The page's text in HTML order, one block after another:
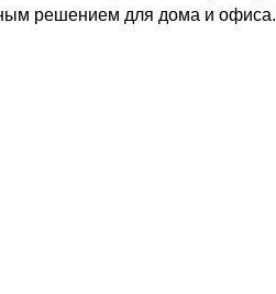
решением для дома и офиса.